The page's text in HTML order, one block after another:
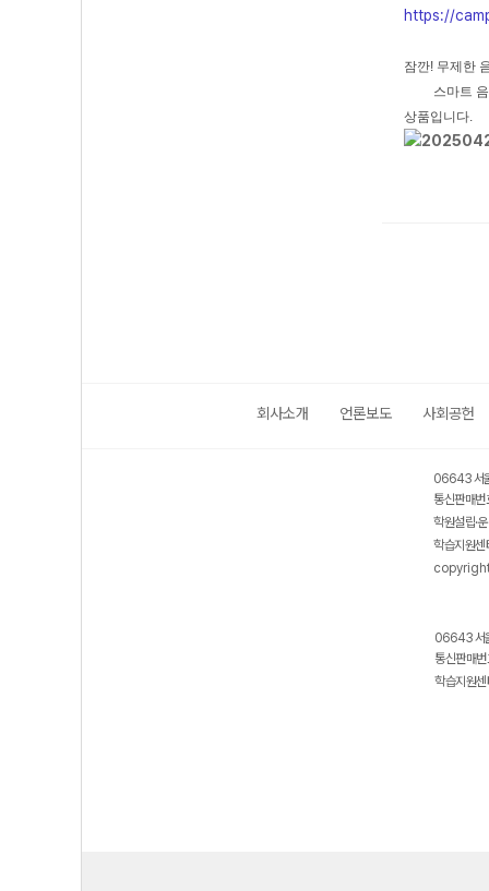
https://
잠깐! 무제한
스마트 음악
상품입니다.
회사소개 언론보도 사회공헌
06643 서
통신판매
학원설립·
학습지원
06643 서
통신판매
학습지원